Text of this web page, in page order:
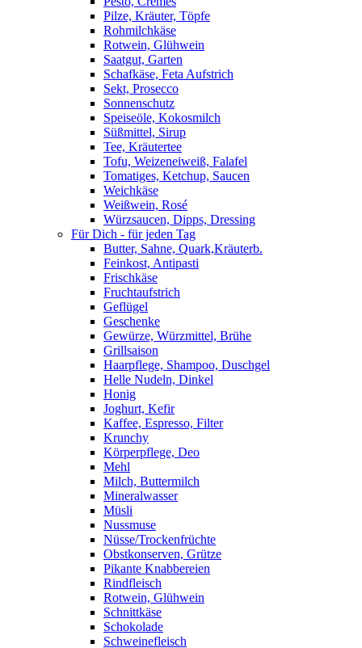
Pilze, Kräuter, Töpfe
Rohmilchkäse
Rotwein, Glühwein
Saatgut, Garten
Schafkäse, Feta Aufstrich
Sekt, Prosecco
Sonnenschutz
Speiseöle, Kokosmilch
Süßmittel, Sirup
Tee, Kräutertee
Tofu, Weizeneiweiß, Falafel
Tomatiges, Ketchup, Saucen
Weichkäse
Weißwein, Rosé
Würzsaucen, Dipps, Dressing
Für Dich - für jeden Tag
Butter, Sahne, Quark,Kräuterb.
Feinkost, Antipasti
Frischkäse
Fruchtaufstrich
Geflügel
Geschenke
Gewürze, Würzmittel, Brühe
Grillsaison
Haarpflege, Shampoo, Duschgel
Helle Nudeln, Dinkel
Honig
Joghurt, Kefir
Kaffee, Espresso, Filter
Krunchy
Körperpflege, Deo
Mehl
Milch, Buttermilch
Mineralwasser
Müsli
Nussmuse
Nüsse/Trockenfrüchte
Obstkonserven, Grütze
Pikante Knabbereien
Rindfleisch
Rotwein, Glühwein
Schnittkäse
Schokolade
Schweinefleisch